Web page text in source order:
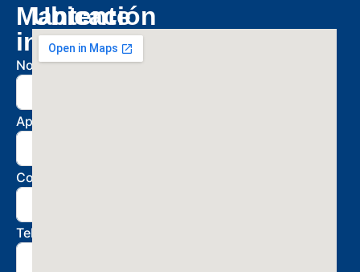
Mantente
informado
Nombre
Apellido
Correo
Teléfono
Ubicación